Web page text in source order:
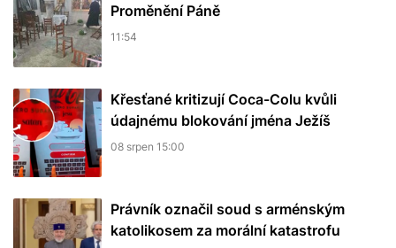
Proměnění Páně
11:54
Křesťané kritizují Coca-Colu kvůli
údajnému blokování jména Ježíš
08 srpen 15:00
Právník označil soud s arménským
katolikosem za morální katastrofu